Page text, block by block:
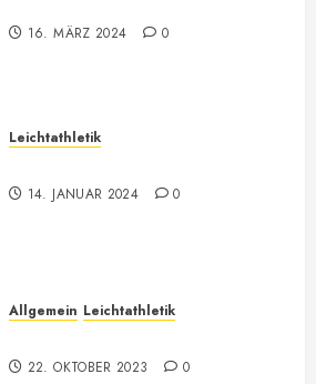
16. MÄRZ 2024 0
Leichtathletik
14. JANUAR 2024 0
Allgemein Leichtathletik
22. OKTOBER 2023 0